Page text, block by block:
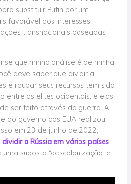
substituir Putin por um
favorável aos interesses
transnacionais baseadas
que minha análise é de minha
deve saber que dividir a
e roubar seus recursos tem sido
entre as elites ocidentais, e elas
ser feito através da guerra. A
do governo dos EUA realizou
em 23 de junho de 2022,
dividir a Rússia em vários países
uma suposta “descolonização” e